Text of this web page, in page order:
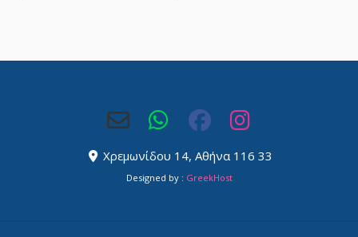
Χρεμωνίδου 14, Αθήνα 116 33
Designed by : GreekHost